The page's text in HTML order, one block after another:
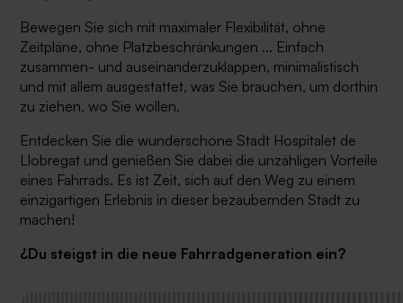
Bewegen Sie sich mit maximaler Flexibilität, ohne
Zeitpläne, ohne Platzbeschränkungen ... Einfach
zusammen- und auseinanderzuklappen, minimalistisch
und mit allem ausgestattet, was Sie brauchen, um dorthin
zu ziehen, wo Sie wollen.
Entdecken Sie die wunderschöne Stadt Hospitalet de
Llobregat und genießen Sie dabei die unzähligen Vorteile
eines Fahrrads. Es ist Zeit, sich auf den Weg zu einem
einzigartigen Erlebnis in dieser bezaubernden Stadt zu
machen!
¿Du steigst in die neue Fahrradgeneration ein?